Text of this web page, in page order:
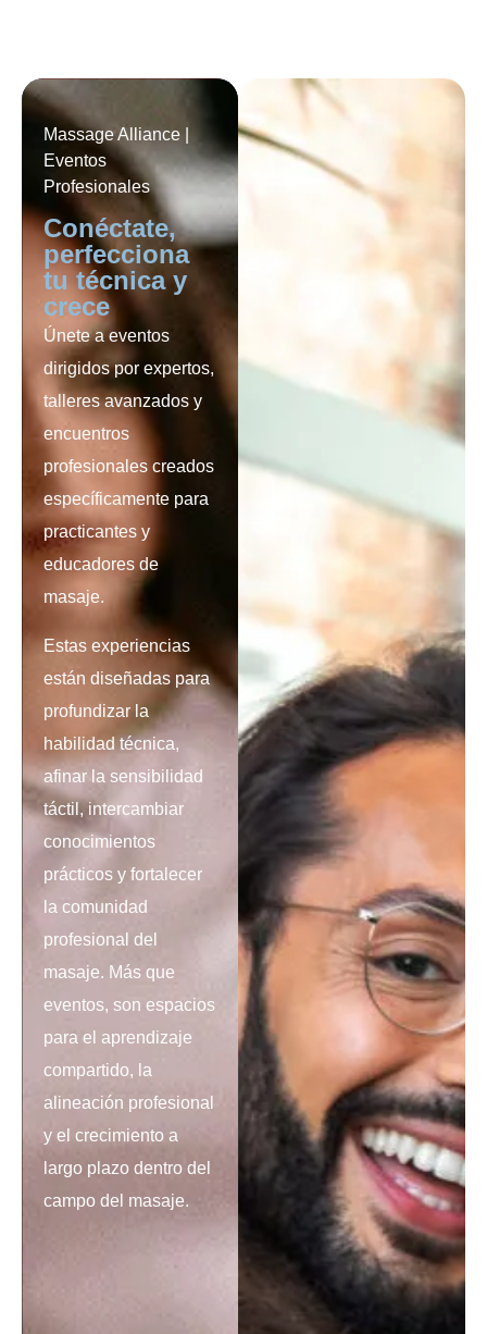
Massage Alliance |
Eventos
Profesionales
Conéctate,
perfecciona
tu técnica y
crece
Únete a eventos
dirigidos por expertos,
talleres avanzados y
encuentros
profesionales creados
específicamente para
practicantes y
educadores de
masaje.
Estas experiencias
están diseñadas para
profundizar la
habilidad técnica,
afinar la sensibilidad
táctil, intercambiar
conocimientos
prácticos y fortalecer
la comunidad
profesional del
masaje. Más que
eventos, son espacios
para el aprendizaje
compartido, la
alineación profesional
y el crecimiento a
largo plazo dentro del
campo del masaje.